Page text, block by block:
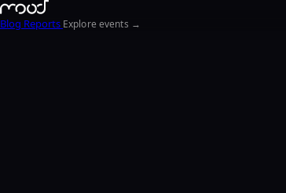
Blog Reports Explore events →